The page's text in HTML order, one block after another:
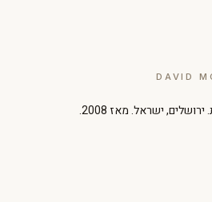
DAVID
ישראל. מאז 2008.